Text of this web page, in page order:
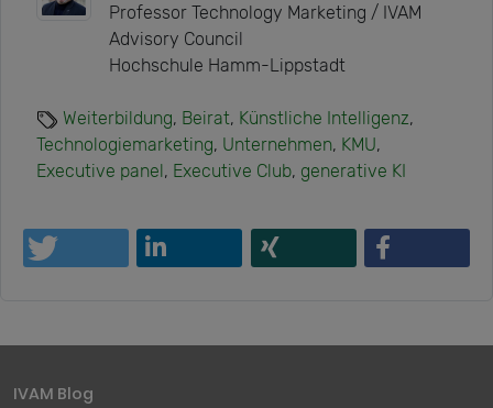
Professor Technology Marketing / IVAM
Advisory Council
Hochschule Hamm-Lippstadt
Weiterbildung, Beirat, Künstliche Intelligenz,
Technologiemarketing, Unternehmen, KMU,
Executive panel, Executive Club, generative KI
IVAM Blog